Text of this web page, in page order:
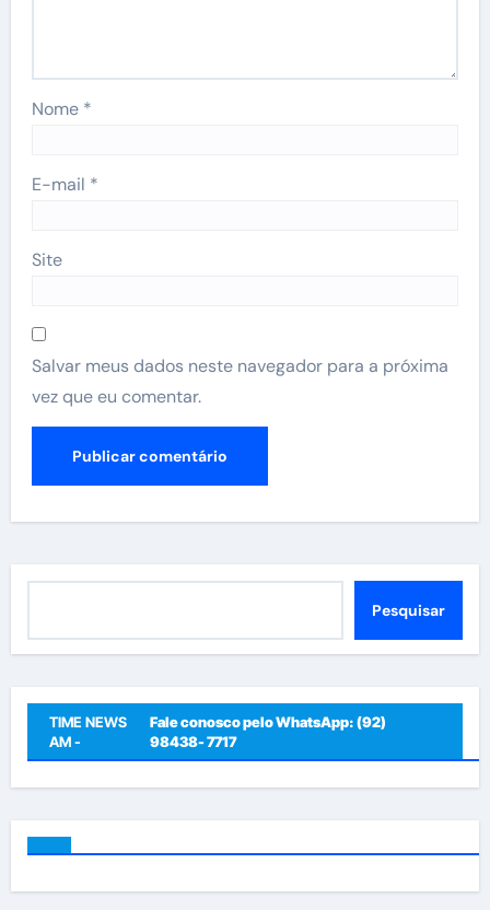
Nome *
E-mail *
Site
Salvar meus dados neste navegador para a próxima
vez que eu comentar.
Pesquisar
TIME NEWS
AM -
Fale conosco pelo WhatsApp: (92)
98438- 7717